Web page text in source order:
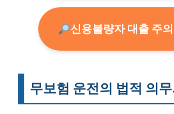
신용불량자 대출 주
무보험 운전의 법적 의